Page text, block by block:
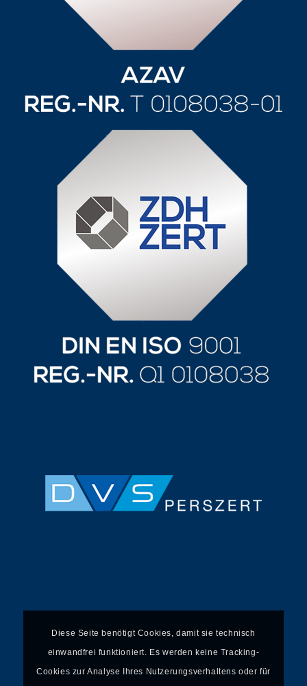
Diese Seite benötigt Cookies, damit sie technisch
einwandfrei funktioniert. Es werden keine Tracking-
Cookies zur Analyse Ihres Nutzerungsverhaltens oder für